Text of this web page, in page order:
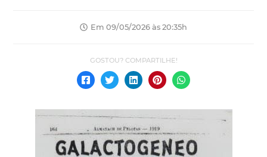
Em 09/05/2026 às 20:35h